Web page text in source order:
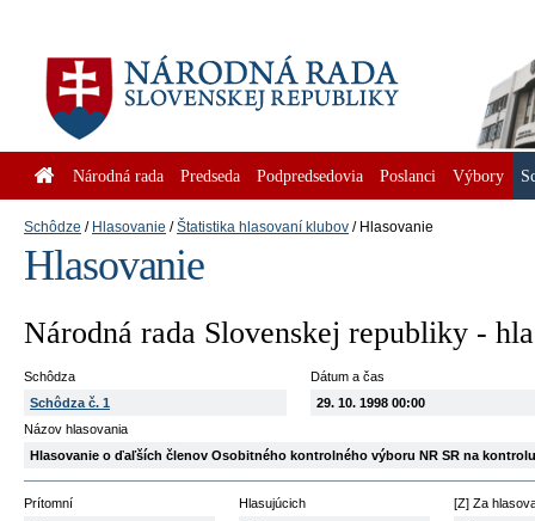
Národná rada Predseda Podpredsedovia Poslanci Výbory
Schôdze Hlasovanie Štatistika hlasovaní klubov Hlasovanie
Hlasovanie
Národná rada Slovenskej republiky -
Schôdza
Schôdza č. 1
Dátum a čas
29. 10. 1998 00:00
Názov hlasovania
Hlasovanie o ďaľších členov Osobitného kontrolného výboru NR SR na
Prítomní
Hlasujúcich
[Z] Za